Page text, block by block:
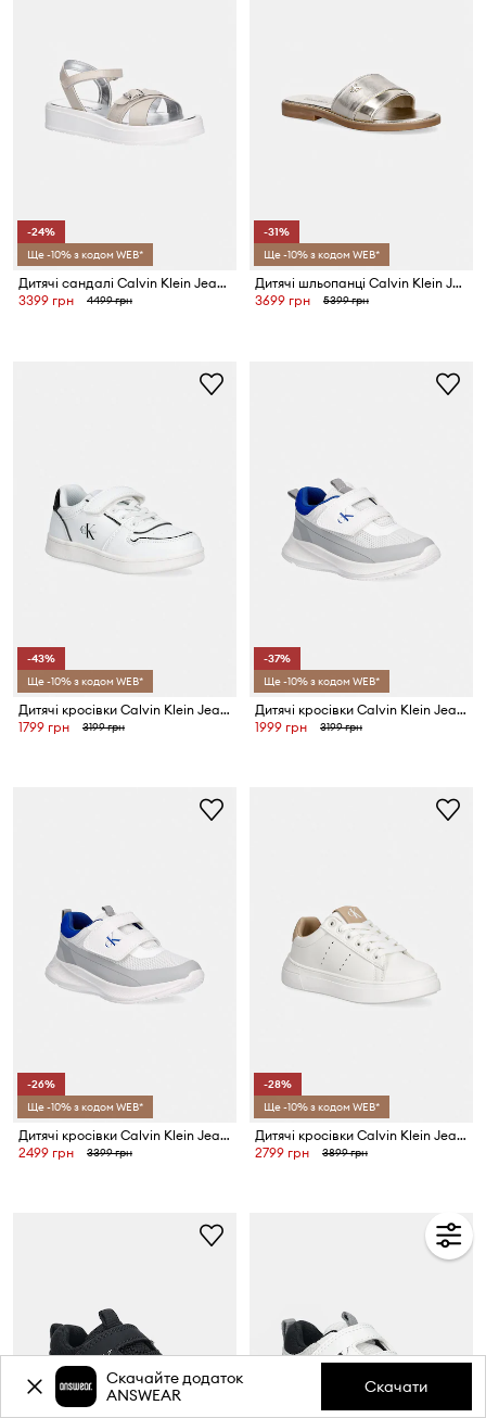
-24%
Ще -10% з кодом WEB*
Дитячі сандалі Calvin Klein Jeans
3399 грн
4499 грн
-31%
Ще -10% з кодом WEB*
Дитячі шльопанці Calvin Klein Jeans
3699 грн
5399 грн
-43%
Ще -10% з кодом WEB*
Дитячі кросівки Calvin Klein Jeans
1799 грн
3199 грн
-37%
Ще -10% з кодом WEB*
Дитячі кросівки Calvin Klein Jeans
1999 грн
3199 грн
-26%
Ще -10% з кодом WEB*
Дитячі кросівки Calvin Klein Jeans
2499 грн
3399 грн
-28%
Ще -10% з кодом WEB*
Дитячі кросівки Calvin Klein Jeans
2799 грн
3899 грн
Скачайте додаток
ANSWEAR
Скачати